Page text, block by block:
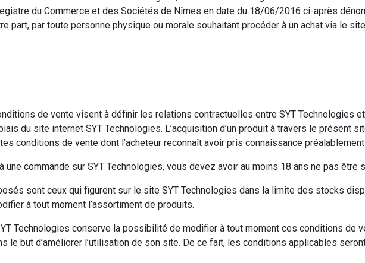
du Commerce et des Sociétés de Nîmes en date du 18/06/2016 ci-après
part, par toute personne physique ou morale souhaitant procéder à un achat via le
de vente visent à définir les relations contractuelles entre SYT Technologies
du site internet SYT Technologies. L’acquisition d’un produit à travers le présent
conditions de vente dont l’acheteur reconnaît avoir pris connaissance
une commande sur SYT Technologies, vous devez avoir au moins 18 ans ne pas être
sont ceux qui figurent sur le site SYT Technologies dans la limite des stocks
à tout moment l’assortiment de produits.
Technologies conserve la possibilité de modifier à tout moment ces conditions de
le but d’améliorer l’utilisation de son site. De ce fait, les conditions applicables